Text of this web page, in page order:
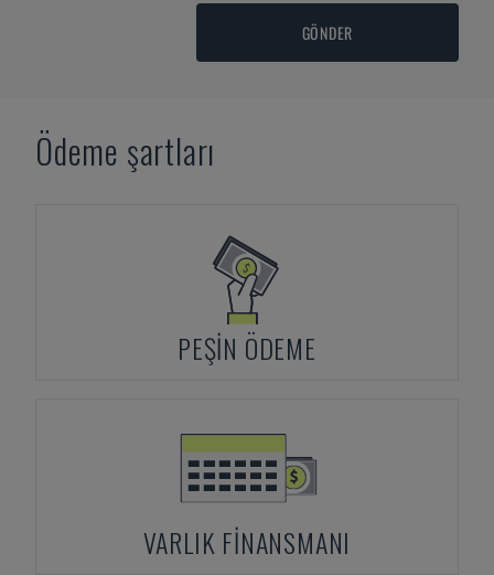
GÖNDER
Ödeme şartları
PEŞIN ÖDEME
VARLIK FINANSMANI